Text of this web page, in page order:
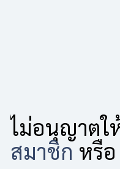
ไม่อนุญาต
สมาชิกหรื